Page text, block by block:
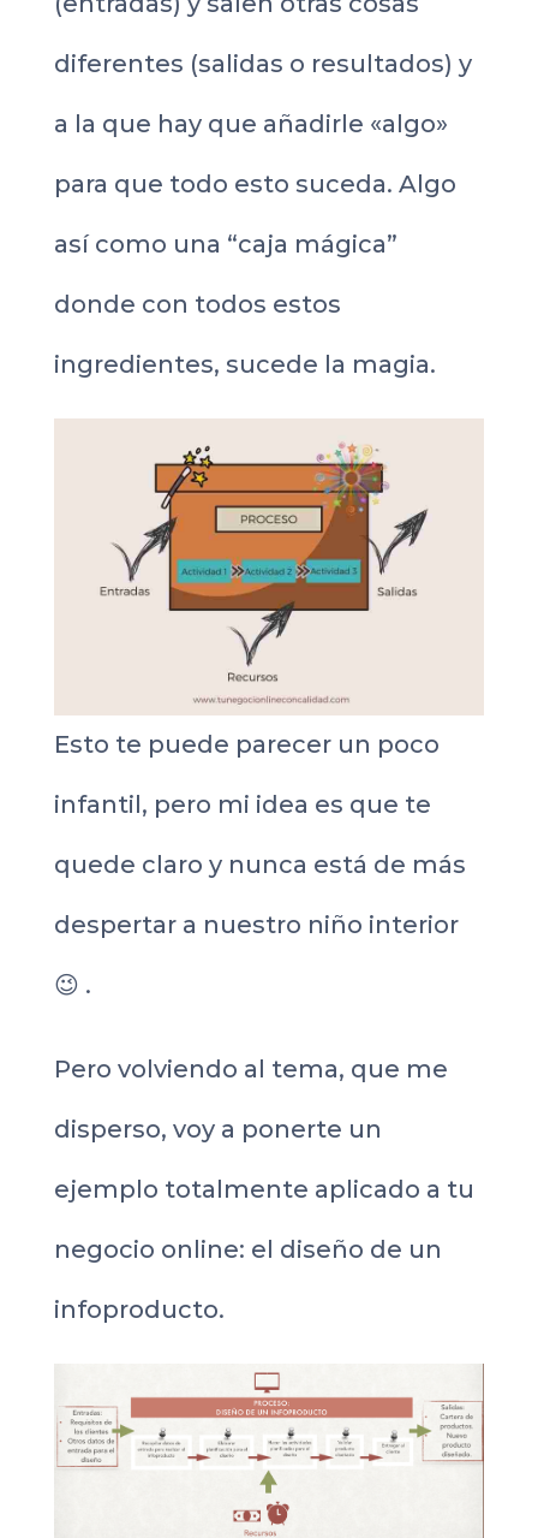
diferentes (salidas o resultados) y
a la que hay que añadirle «algo»
para que todo esto suceda. Algo
así como una “caja mágica”
donde con todos estos
ingredientes, sucede la magia.
Esto te puede parecer un poco
infantil, pero mi idea es que te
quede claro y nunca está de más
despertar a nuestro niño interior
😉 .
Pero volviendo al tema, que me
disperso, voy a ponerte un
ejemplo totalmente aplicado a tu
negocio online: el diseño de un
infoproducto.